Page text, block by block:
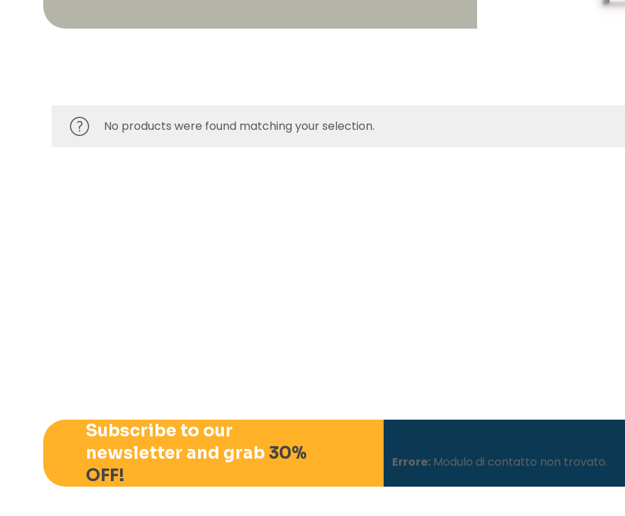
No products were found matching your selection.
Subscribe to our
newsletter and grab 30%
OFF!
Errore: Modulo di contatto non trovato.